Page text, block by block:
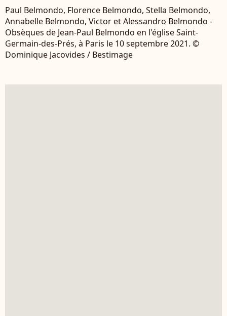
Paul Belmondo, Florence Belmondo, Stella Belmondo,
Annabelle Belmondo, Victor et Alessandro Belmondo -
Obsèques de Jean-Paul Belmondo en l'église Saint-
Germain-des-Prés, à Paris le 10 septembre 2021. ©
Dominique Jacovides / Bestimage